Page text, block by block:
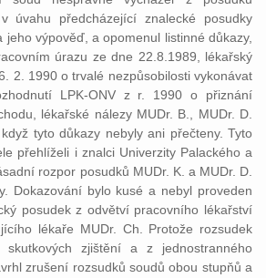
úvahu předcházející znalecké posudky
jeho výpověď, a opomenul listinné důkazy,
úrazu ze dne 22.8.1989, lékařský
2. 1990 o trvalé nezpůsobilosti vykonávat
LPK-ONV z r. 1990 o přiznání
lékařské nálezy MUDr. B., MUDr. D.
tyto důkazy nebyly ani přečteny. Tyto
přehlíželi i znalci Univerzity Palackého a
rozpor posudků MUDr. K. a MUDr. D.
Dokazování bylo kusé a nebyl proveden
posudek z odvětví pracovního lékařství
lékaře MUDr. Ch. Protože rozsudek
zjištění a z jednostranného
zrušení rozsudků soudů obou stupňů a